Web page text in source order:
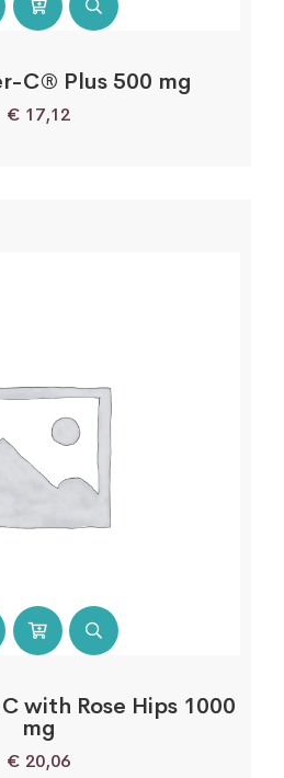
C® Plus 500 mg
€ 17,12
with Rose Hips 1000
mg
€ 20,06